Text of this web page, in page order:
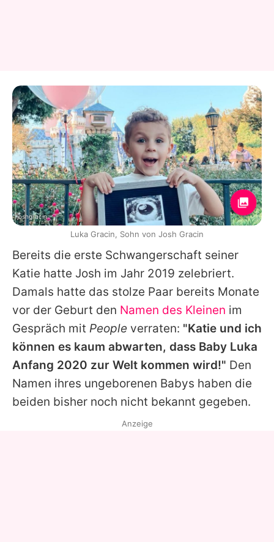
Bereits die erste Schwangerschaft seiner
Katie hatte Josh im Jahr 2019 zelebriert.
Damals hatte das stolze Paar bereits Monate
vor der Geburt den Namen des Kleinen im
Gespräch mit People verraten: "Katie und ich
können es kaum abwarten, dass Baby Luka
Anfang 2020 zur Welt kommen wird!" Den
Namen ihres ungeborenen Babys haben die
beiden bisher noch nicht bekannt gegeben.
joshgracin
Luka Gracin, Sohn von Josh Gracin
Anzeige